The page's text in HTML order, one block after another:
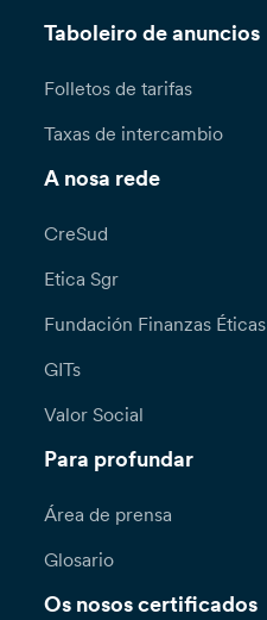
Taboleiro de anuncios
Folletos de tarifas
Taxas de intercambio
A nosa rede
CreSud
Etica Sgr
Fundación Finanzas Éticas
GITs
Valor Social
Para profundar
Área de prensa
Glosario
Os nosos certificados